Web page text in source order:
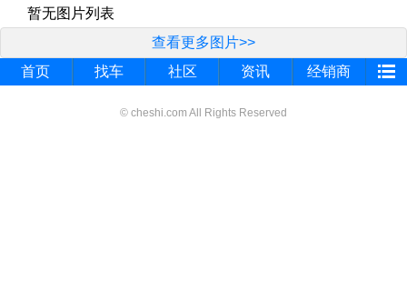
暂无图片列表
查看更多图片>>
首页
找车 社区 资讯 经销商
© cheshi.com All Rights Reserved